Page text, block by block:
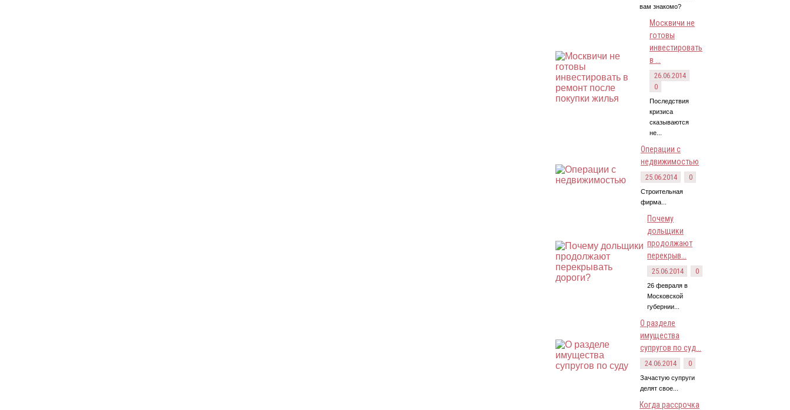
вам знакомо?
Москвичи не
готовы
инвестировать
в ...
26.06.2014
0
Последствия
кризиса
сказываются
не...
Операции с
недвижимостью
25.06.2014 0
Строительная
фирма...
Почему
дольщики
продолжают
перекрыв...
25.06.2014 0
26 февраля в
Московской
губернии...
О разделе
имущества
супругов по суд...
24.06.2014 0
Зачастую супруги
делят свое...
Когда рассрочка